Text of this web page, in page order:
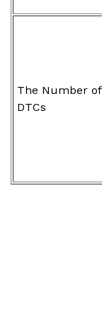
The Number of
DTCs